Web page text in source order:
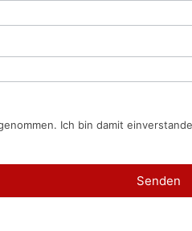
Ich bin damit
Senden